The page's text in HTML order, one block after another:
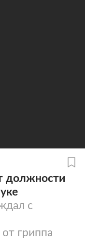
должности
с
гриппа